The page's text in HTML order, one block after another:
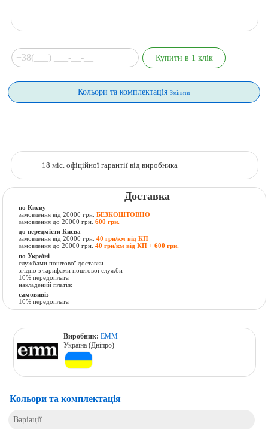
Кольори та комплектаціяЗмінити
18 міс. офіційної гарантії від виробника
Доставка
по Києву
замовлення від 20000 грн.БЕЗКОШТОВНО
замовлення до 20000 грн.600 грн.
до передмістя Києва
замовлення від 20000 грн.40 грн/км від КП
замовлення до 20000 грн.40 грн/км від КП + 600 грн.
по Україні
службами поштової доставки
згідно з тарифами поштової служби
10% передоплата
накладений платіж
самовивіз
10% передоплата
Виробник:ЕММ
Україна (Дніпро)
Кольори та комплектація
Варіації